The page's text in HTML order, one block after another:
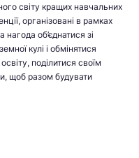
світу кращих навчальних
організовані в рамках
об’єднатися зі
кулі і обмінятися
поділитися своїм
щоб разом будувати